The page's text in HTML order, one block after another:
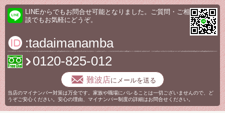
LINEからでもお問合せ可能となりました。ご質問・ご相
談でもお気軽にどうぞ。
:tadaimanamba
0120-825-012
難波店にメールを送る
当店のマイナンバー対策は万全です。家族や職場にバレることは一切ございませんので、ど
うぞご安心ください。安心の理由、マイナンバー制度の詳細はお問合せください。